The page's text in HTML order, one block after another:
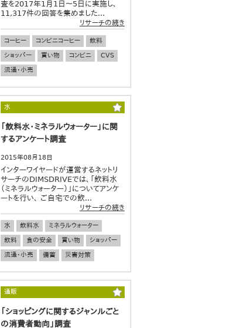
査を2017年1月1日～5日に実施し、
11,317件の回答を集めました...
リサーチの続き
コーヒー コンビニコーヒー
飲料
ショッパー
買い物 コンビニ
CVS
流通・小売
水
「飲料水・ミネラルウォーター」に関
するアンケート調査
2015年08月18日
インターワイヤードが運営するネットリ
サーチのDIMSDRIVEでは、「飲料水
（ミネラルウォーター）」についてアンケ
ートを行い、 ご自宅での飲...
リサーチの続き
水 飲料水
ミネラルウォーター
飲料
食の安全 買い物
ショッパー
流通・小売
備蓄 災害対策
通販
「ショッピングに関するジャンルごと
の消費者動向」調査